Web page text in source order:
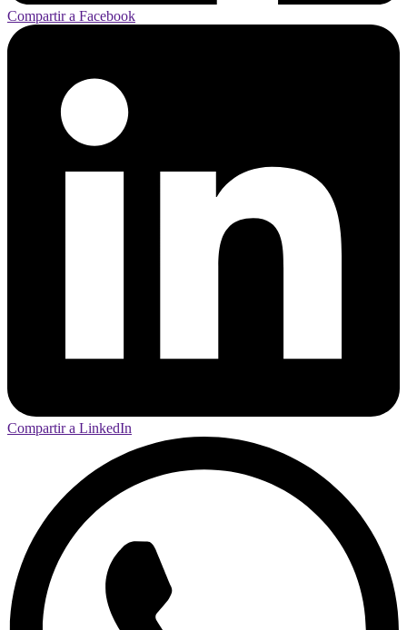
Compartir a Facebook
Compartir a LinkedIn